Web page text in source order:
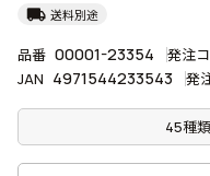
local_shipping 送料別途
品番 00001-23354 発注
JAN 4971544233543 発
45種